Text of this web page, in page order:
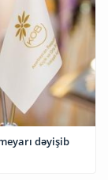
dəyişib